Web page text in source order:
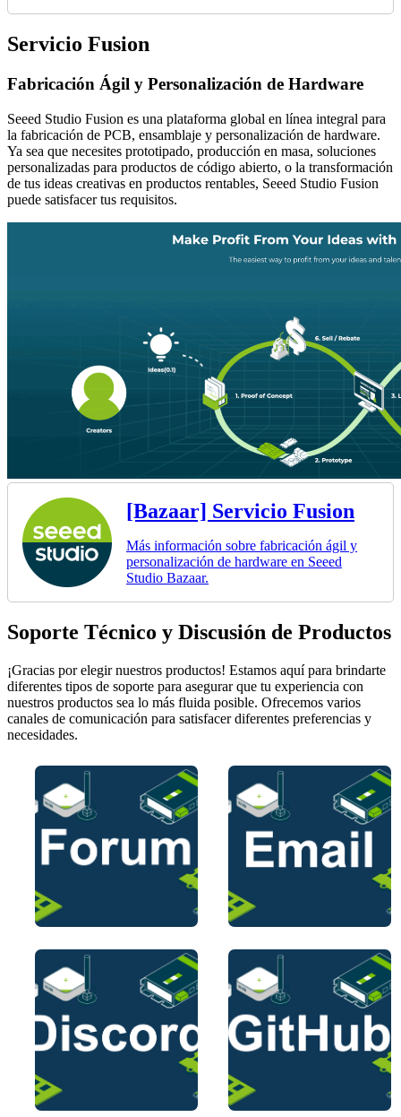
Servicio Fusion
Fabricación Ágil y Personalización de Hardware
Seeed Studio Fusion es una plataforma global en línea integral para
la fabricación de PCB, ensamblaje y personalización de hardware.
Ya sea que necesites prototipado, producción en masa, soluciones
personalizadas para productos de código abierto, o la transformación
de tus ideas creativas en productos rentables, Seeed Studio Fusion
puede satisfacer tus requisitos.
[Bazaar] Servicio Fusion
Más información sobre fabricación ágil y
personalización de hardware en Seeed
Studio Bazaar.
Soporte Técnico y Discusión de Productos
¡Gracias por elegir nuestros productos! Estamos aquí para brindarte
diferentes tipos de soporte para asegurar que tu experiencia con
nuestros productos sea lo más fluida posible. Ofrecemos varios
canales de comunicación para satisfacer diferentes preferencias y
necesidades.